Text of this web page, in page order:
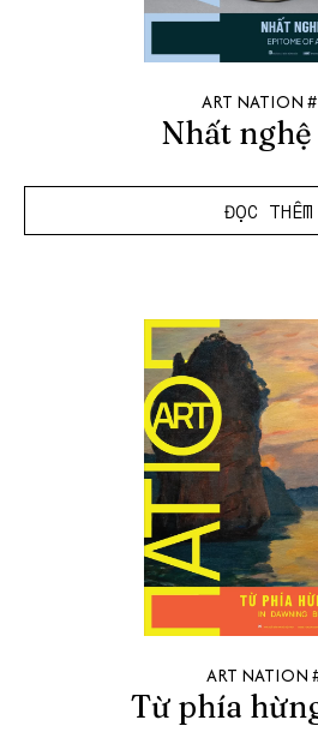
ART NATION
Nhất
ĐỌC THÊM
ART NATION
Từ phía